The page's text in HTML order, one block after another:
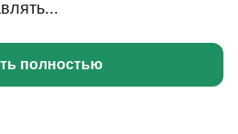
полностью